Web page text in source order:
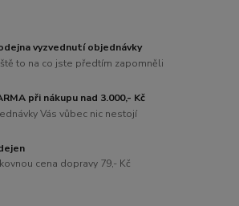
vyzvednutí objednávky
to na co jste předtím zapomněli
při nákupu nad 3.000,- Kč
Vás vůbec nic nestojí
cena dopravy 79,- Kč